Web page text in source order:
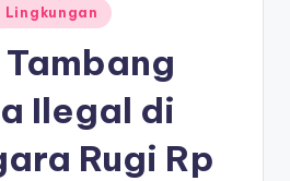
Lingkungan
Ilegal di
Rugi Rp